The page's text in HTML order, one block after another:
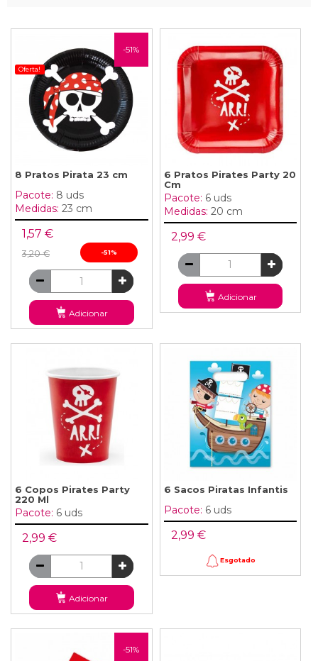
-51%
Oferta!
8 Pratos Pirata 23 cm
Pacote: 8 uds
Medidas: 23 cm
1,57 €
3,20 € -51%
Adicionar
6 Pratos Pirates Party 20
Cm
Pacote: 6 uds
Medidas: 20 cm
2,99 €
Adicionar
6 Copos Pirates Party
220 Ml
Pacote: 6 uds
2,99 €
Adicionar
6 Sacos Piratas Infantis
Pacote: 6 uds
2,99 €
Esgotado
-51%